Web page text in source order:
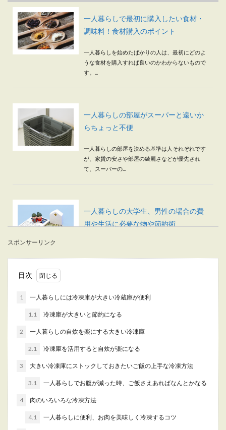
一人暮らしで最初に購入したい食材・
調味料！食材購入のポイント
一人暮らしを始めたばかりの人は、最初にどのよ
うな食材を購入すれば良いのかわからないもので
す。...
一人暮らしの部屋がスーパーと遠いか
らちょっと不便
一人暮らしの部屋を決める基準は人それぞれです
が、家賃の安さや部屋の綺麗さなどが優先され
て、スーパーの...
一人暮らしの大学生、男性の場合の費
用や生活に必要な物や節約術
らしをした方がメリット大
の方も多いのではないでしょうか。 ただ一人暮ら
一人暮らしでゴミ箱は何個必要か。ゴ
ミの分別を考えた個数を準備
スポンサーリンク
目次
1 一人暮らしには冷凍庫が大きい冷蔵庫が便利
1.1 冷凍庫が大きいと節約になる
2 一人暮らしの自炊を楽にする大きい冷凍庫
2.1 冷凍庫を活用すると自炊が楽になる
3 大きい冷凍庫にストックしておきたいご飯の上手な冷凍方法
3.1 一人暮らしでお腹が減った時、ご飯さえあればなんとかなる
4 肉のいろいろな冷凍方法
4.1 一人暮らしに便利、お肉を美味しく冷凍するコツ